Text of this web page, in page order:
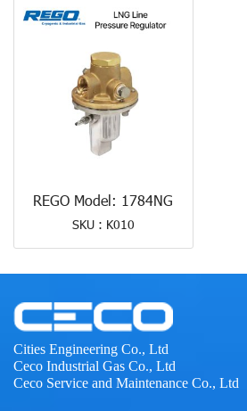
REGO Model: 1784NG
SKU : K010
Cities Engineering Co., Ltd
Ceco Industrial Gas Co., Ltd
Ceco Service and Maintenance Co., Ltd